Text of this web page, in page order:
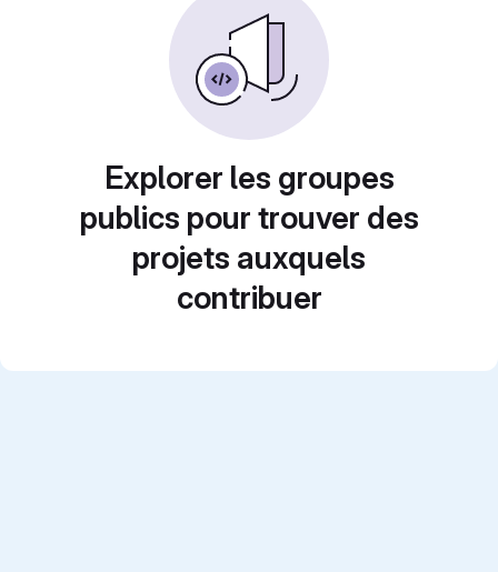
Explorer les groupes
publics pour trouver des
projets auxquels
contribuer